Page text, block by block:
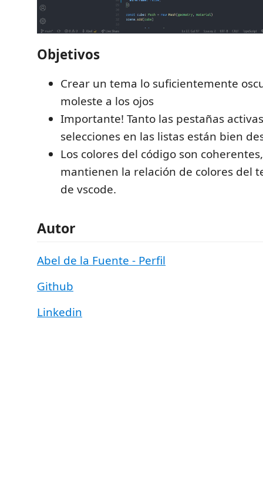
Objetivos
Crear un tema lo suficientemente
moleste a los ojos
Importante! Tanto las pestañas
selecciones en las listas están bien
Los colores del código son
mantienen la relación de colores del
de vscode.
Autor
Abel de la Fuente - Perfil
Github
Linkedin